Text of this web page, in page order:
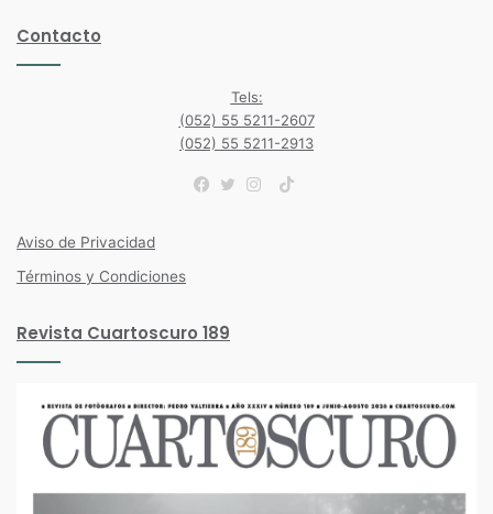
Contacto
Tels:
(052) 55 5211-2607
(052) 55 5211-2913
TikTok
Aviso de Privacidad
Términos y Condiciones
Revista Cuartoscuro 189